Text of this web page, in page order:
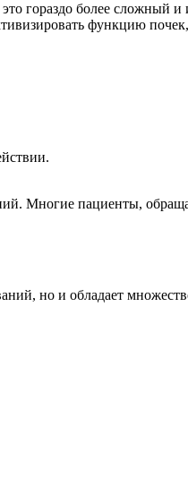
гораздо более сложный
функцию
Многие пациенты,
но и обладает